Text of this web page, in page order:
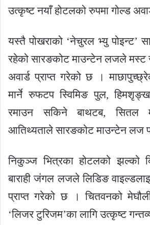
उत्कृष्ट नयाँ होटलको रुपमा गोल्ड
यस्तै पोखराको ‘नेचुरल भ्यु पोइन्ट’
रहेको सारङकोट माउन्टेन लजले मस्ट
अवार्ड प्राप्त गरेको छ ।
मार्ने रुफटप स्विमिङ पुल,
रमाउन सकिने बाथटब, सितल
आतिथ्यताले सारङकोट माउन्टेन लज
निकुञ्ज भित्रका होटलको झल्को
बाराही जंगल लजले लिडिङ
प्राप्त गरेको छ । चितवनको
‘लिजर टुरिजम’का लागि उत्कृष्ट